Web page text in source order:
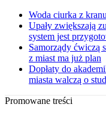
Woda ciurka z
Upały zwiększają
system jest
Samorządy ćwiczą
z miast ma już plan
Dopłaty do
miasta walczą o
Promowane treści